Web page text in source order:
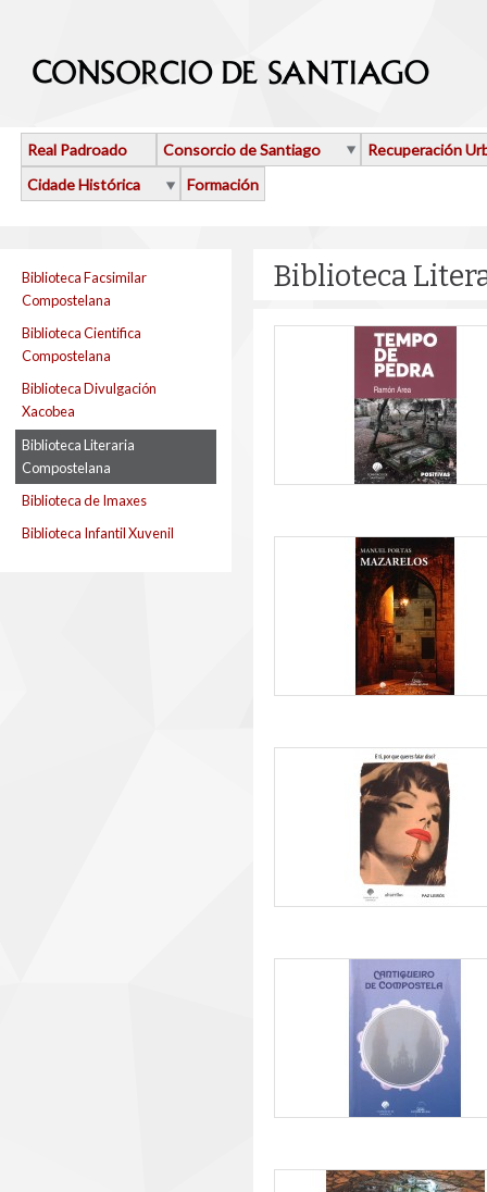
Real Padroado Consorcio de Santiago
Recuperación
Cidade Histórica
Formación
Biblioteca Facsimilar
Compostelana
Biblioteca Cientifica
Compostelana
Biblioteca Divulgación
Xacobea
Biblioteca Literaria
Compostelana
Biblioteca de Imaxes
Biblioteca Infantil Xuvenil
Biblioteca